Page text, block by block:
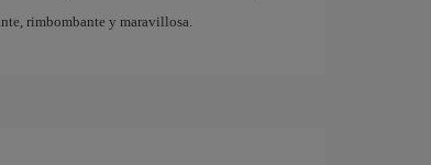
rimbombante y maravillosa.